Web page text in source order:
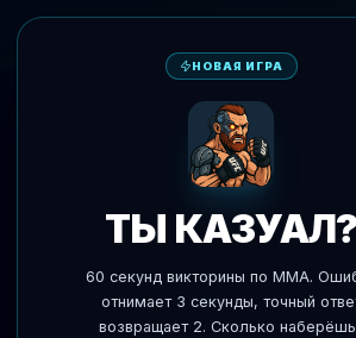
ИИ Прогнозы Блиц
НОВАЯ ИГРА
ТЫ КАЗУАЛ?
60 секунд викторины по MMA.
отнимает 3 секунды, точный
возвращает 2. Сколько